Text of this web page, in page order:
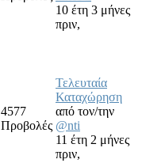
10 έτη 3 μήνες
πριν,
4577
Προβολές
Τελευταία
Καταχώρηση
από τον/την
@nti
11 έτη 2 μήνες
πριν,